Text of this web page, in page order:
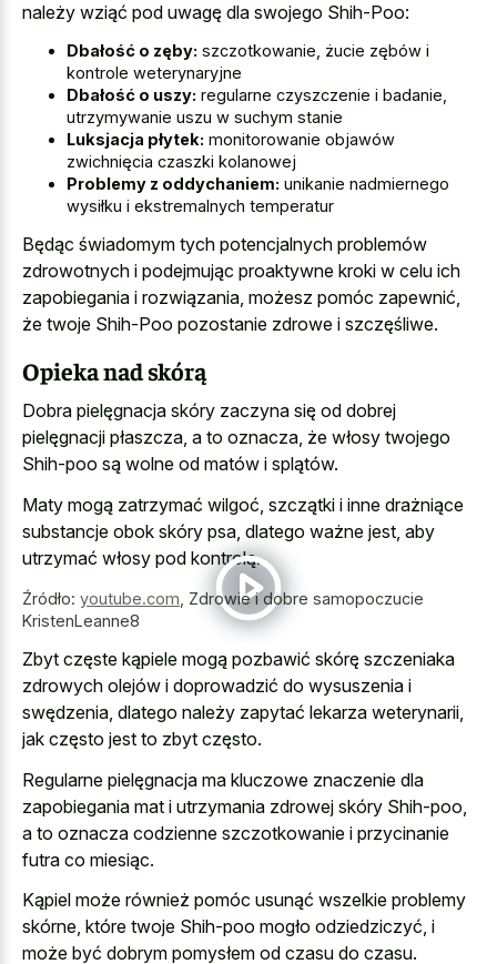
należy wziąć pod uwagę dla swojego Shih-Poo:
Dbałość o zęby: szczotkowanie, żucie zębów i
kontrole weterynaryjne
Dbałość o uszy: regularne czyszczenie i badanie,
utrzymywanie uszu w suchym stanie
Luksjacja płytek: monitorowanie objawów
zwichnięcia czaszki kolanowej
Problemy z oddychaniem: unikanie nadmiernego
wysiłku i ekstremalnych temperatur
Będąc świadomym tych potencjalnych problemów
zdrowotnych i podejmując proaktywne kroki w celu ich
zapobiegania i rozwiązania, możesz pomóc zapewnić,
że twoje Shih-Poo pozostanie zdrowe i szczęśliwe.
Opieka nad skórą
Dobra pielęgnacja skóry zaczyna się od dobrej
pielęgnacji płaszcza, a to oznacza, że włosy twojego
Shih-poo są wolne od matów i splątów.
Maty mogą zatrzymać wilgoć, szczątki i inne drażniące
substancje obok skóry psa, dlatego ważne jest, aby
utrzymać włosy pod kontrolą.
Źródło: youtube.com Zdrowie i dobre samopoczucie
KristenLeanne8
Zbyt częste kąpiele mogą pozbawić skórę szczeniaka
zdrowych olejów i doprowadzić do wysuszenia i
swędzenia, dlatego należy zapytać lekarza weterynarii,
jak często jest to zbyt często.
Regularne pielęgnacja ma kluczowe znaczenie dla
zapobiegania mat i utrzymania zdrowej skóry Shih-poo,
a to oznacza codzienne szczotkowanie i przycinanie
futra co miesiąc.
Kąpiel może również pomóc usunąć wszelkie problemy
skórne, które twoje Shih-poo mogło odziedziczyć, i
może być dobrym pomysłem od czasu do czasu.